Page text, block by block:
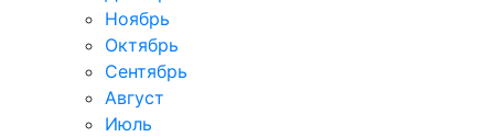
Ноябрь
Октябрь
Сентябрь
Август
Июль